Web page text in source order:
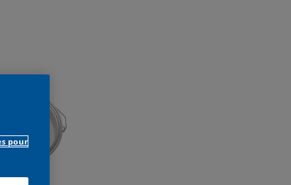
pour